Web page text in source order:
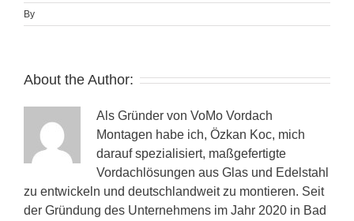
By
About the Author:
Als Gründer von VoMo Vordach
Montagen habe ich, Özkan Koc, mich
darauf spezialisiert, maßgefertigte
Vordachlösungen aus Glas und Edelstahl
zu entwickeln und deutschlandweit zu montieren. Seit
der Gründung des Unternehmens im Jahr 2020 in Bad